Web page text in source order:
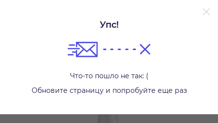
Упс!
Что-то пошло не так: (
Обновите страницу и попробуйте еще раз